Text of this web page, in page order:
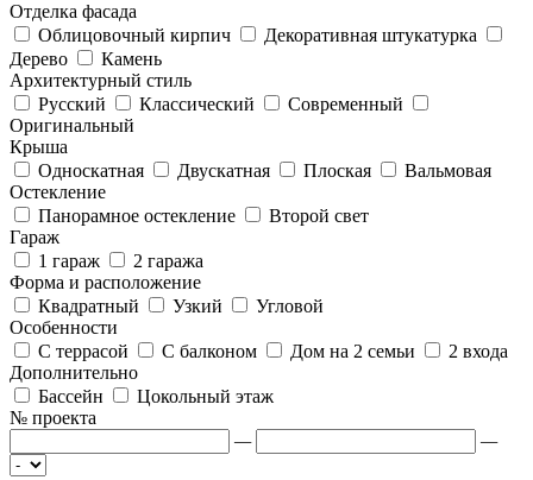
Отделка фасада
Облицовочный кирпич
Декоративная штукатурка
Дерево
Камень
Архитектурный стиль
Русский
Классический
Современный
Оригинальный
Крыша
Односкатная
Двускатная Плоская
Вальмовая
Остекление
Панорамное остекление
Второй свет
Гараж
1 гараж
2 гаража
Форма и расположение
Квадратный
Узкий
Угловой
Особенности
С террасой
С балконом Дом на 2 семьи
2 входа
Дополнительно
Бассейн
Цокольный этаж
№ проекта
—
—